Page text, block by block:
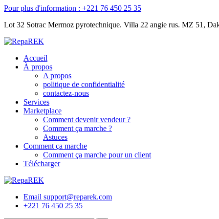
Skip
content
Pour plus d'information : +221 76 450 25 35
Lot 32 Sotrac Mermoz pyrotechnique. Villa 22 angie rus. MZ 51,
Accueil
À propos
A propos
politique de confidentialité
contactez-nous
Services
Marketplace
Comment devenir vendeur ?
Comment ça marche ?
Astuces
Comment ça marche
Comment ça marche pour un client
Télécharger
Email support@reparek.com
+221 76 450 25 35